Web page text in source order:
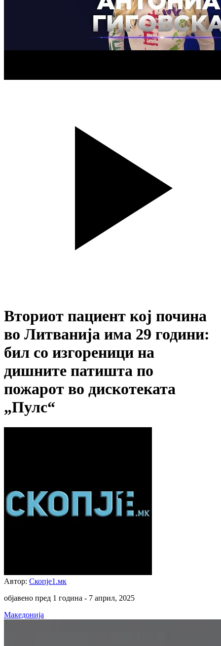
Вториот пациент кој почина
во Литванија има 29 години:
бил со изгореници на
дишните патишта по
пожарот во дискотеката
„Пулс“
Автор: Скопје1.мк
објавено пред 1 година - 7 април, 2025
Македонија